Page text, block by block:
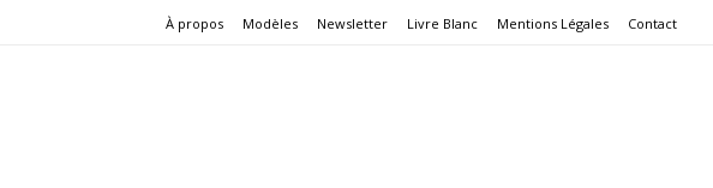
À propos Modèles Newsletter Livre Blanc Mentions Légales Contact